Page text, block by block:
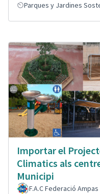
Parques y Jardines
Importar el
Climatics als
Municipi
F.A.C Federació